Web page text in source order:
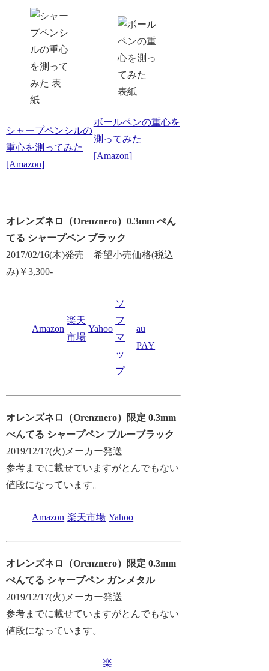
シャープペンシルの
重心を測ってみた
[Amazon]
ボールペンの重心を
測ってみた
[Amazon]
オレンズネロ（Orenznero）0.3mm ぺん
てる シャープペン ブラック
2017/02/16(木)発売 希望小売価格(税込
み)￥3,300-
Amazon
楽天
市場
Yahoo
ソ
フ
マ
ッ
プ
au
PAY
オレンズネロ（Orenznero）限定 0.3mm
ぺんてる シャープペン ブルーブラック
2019/12/17(火)メーカー発送
参考までに載せていますがとんでもない
値段になっています。
Amazon 楽天市場 Yahoo
オレンズネロ（Orenznero）限定 0.3mm
ぺんてる シャープペン ガンメタル
2019/12/17(火)メーカー発送
参考までに載せていますがとんでもない
値段になっています。
楽